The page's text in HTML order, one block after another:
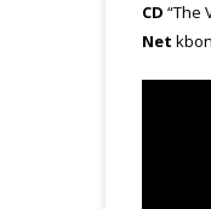
CD “The
Net